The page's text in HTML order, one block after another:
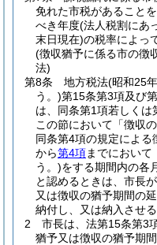
免れた市税があること
べき年度(法人税割にあ
末日現在)の税率によっ
(徴収猶予に係る市の徴
法)
第8条
地方税法(昭和25
う。)第15条第3項及び
は、同条第1項若しく
この節において「徴収
同条第4項の規定によ
から第4項までにおい
う。)をする期間内の各
と認めるときは、市長
又は徴収の猶予期間の
納付し、又は納入させる
2
市長は、法第15条第3
猶予又は徴収の猶予期